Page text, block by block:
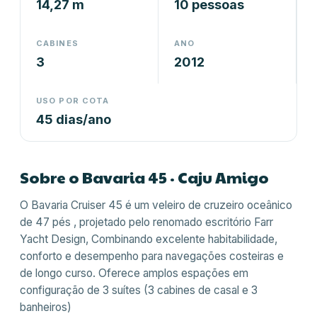
14,27 m 10 pessoas
CABINES
3
ANO
2012
USO POR COTA
45 dias/ano
Sobre o Bavaria 45· Caju Amigo
O Bavaria Cruiser 45 é um veleiro de cruzeiro oceânico
de 47 pés , projetado pelo renomado escritório Farr
Yacht Design, Combinando excelente habitabilidade,
conforto e desempenho para navegações costeiras e
de longo curso. Oferece amplos espações em
configuração de 3 suítes (3 cabines de casal e 3
banheiros)